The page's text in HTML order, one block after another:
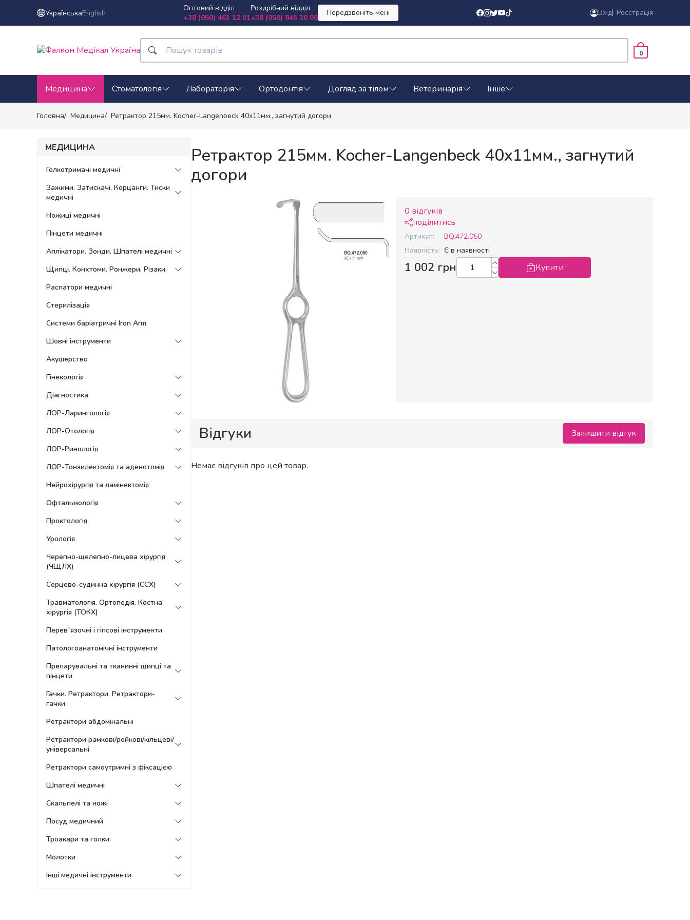
УкраїнськаEnglish
Оптовий відділ
+38 (050) 461 12 01
Роздрібний відділ
+38 (050) 845 30 08
Передзвоніть мені Вхід Реєстрація
0
Медицина Стоматологія Лабораторія Ортодонтія Догляд за тілом Ветеринарія Інше
Головна Медицина Ретрактор 215мм. Kocher-Langenbeck 40x11мм., загнутий догори
МЕДИЦИНА
Голкотримачі медичні
Зажими. Затискачі. Корцанги. Тиски
медичні
Ножиці медичні
Пінцети медичні
Аплікатори. Зонди. Шпателі медичні
Щипці. Конхтоми. Ронжери. Різаки.
Распатори медичні
Стерилізація
Системи баріатричні Iron Arm
Шовні інструменти
Акушерство
Гінекологія
Діагностика
ЛОР-Ларингологія
ЛОР-Отологія
ЛОР-Ринологія
ЛОР-Тонзилектомія та аденотомія
Нейрохірургія та ламінектомія
Офтальмологія
Проктологія
Урологія
Черепно-щелепно-лицева хірургія
(ЧЩЛХ)
Серцево-судинна хірургія (ССХ)
Травматологія. Ортопедія. Костна
хірургія (ТОКХ)
Перев`язочні і гіпсові інструменти
Патологоанатомічні інструменти
Препарувальні та тканинні щипці та
пінцети
Гачки. Ретрактори. Ретрактори-
гачки.
Ретрактори абдомінальні
Ретрактори рамкові/рейкові/кільцеві/
універсальні
Ретрактори самоутримні з фіксацією
Шпателі медичні
Скальпелі та ножі
Посуд медичний
Троакари та голки
Молотки
Інші медичні інструменти
Ретрактор 215мм. Kocher-Langenbeck 40x11мм., загнутий
догори
0 відгуків
поділитись
Артикул:
BQ.472.050
Наявність: Є в наявності
1 002 грн Купити
Відгуки Залишити відгук
Немає відгуків про цей товар.